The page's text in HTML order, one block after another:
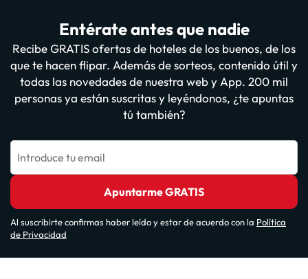
Entérate antes que nadie
Recibe GRATIS ofertas de hoteles de los buenos, de los
que te hacen flipar. Además de sorteos, contenido útil y
todas las novedades de nuestra web y App. 200 mil
personas ya están suscritas y leyéndonos, ¿te apuntas
tú también?
Introduce tu email
Apuntarme GRATIS
Al suscribirte confirmas haber leído y estar de acuerdo con la Política
de Privacidad